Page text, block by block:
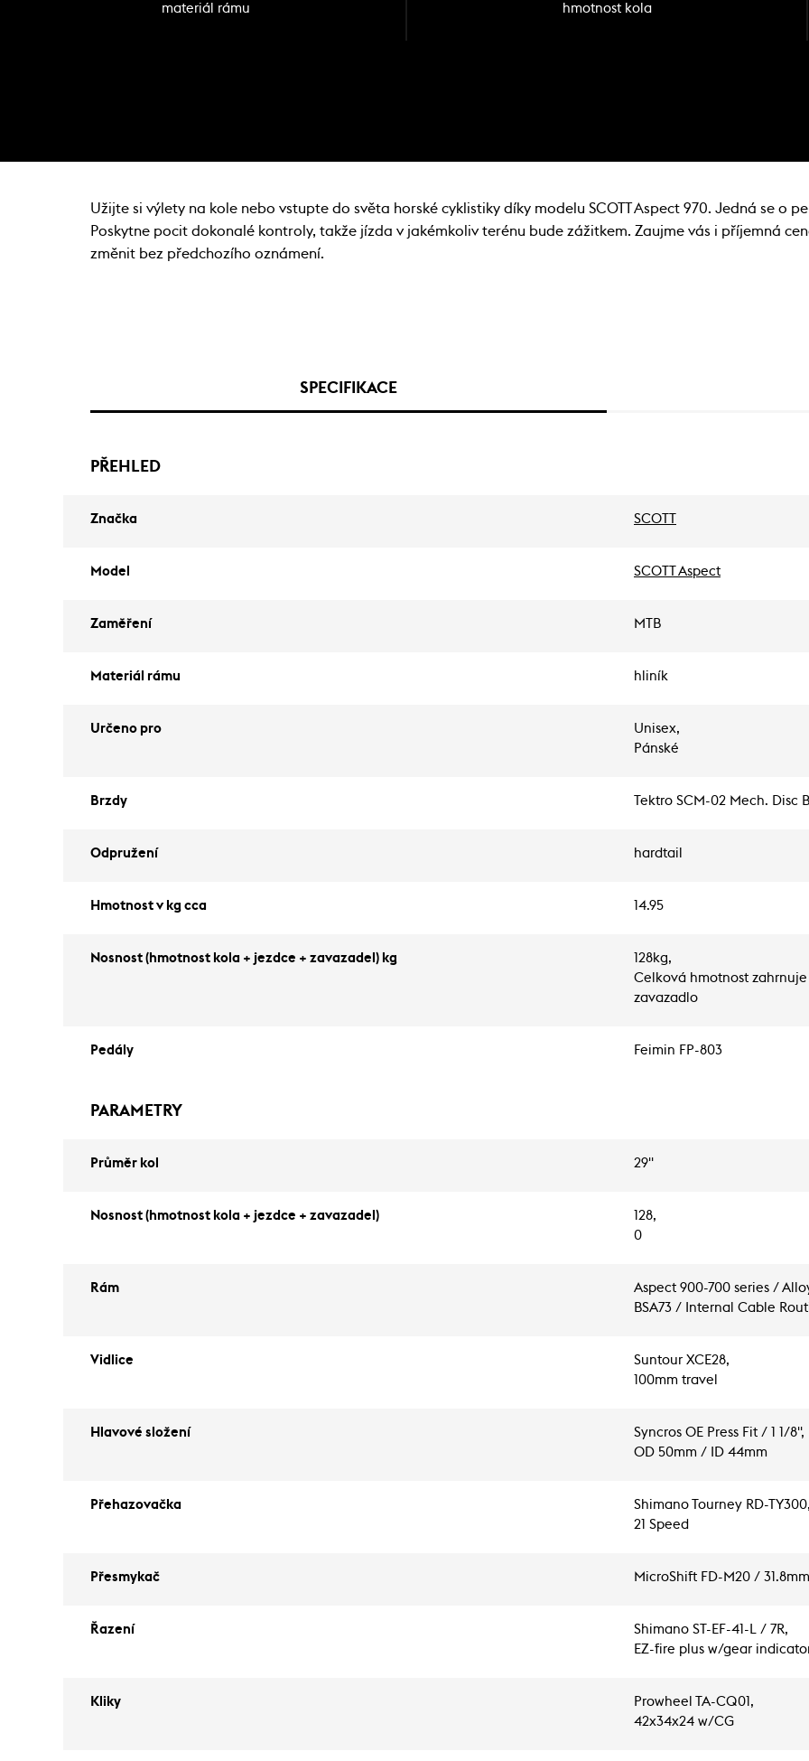
materiál rámu hmotnost kola
Užijte si výlety na kole nebo vstupte do světa horské cyklistiky díky modelu SCOTT Aspect 970. Jedná se o
Poskytne pocit dokonalé kontroly, takže jízda v jakémkoliv terénu bude zážitkem. Zaujme vás i příjemná
změnit bez předchozího oznámení.
SPECIFIKACE
PŘEHLED
Značka SCOTT
Model SCOTT Aspect
Zaměření MTB
Materiál rámu hliník
Určeno pro
Unisex,
Pánské
Brzdy Tektro SCM-02 Mech. Disc
Odpružení hardtail
Hmotnost v kg cca 14.95
Nosnost (hmotnost kola + jezdce + zavazadel) kg
128kg,
Celková hmotnost
zavazadlo
Pedály Feimin FP-803
PARAMETRY
Průměr kol 29"
Nosnost (hmotnost kola + jezdce + zavazadel)
128,
0
Rám
Aspect 900-700 series /
BSA73 / Internal Cable
Vidlice
Suntour XCE28,
100mm travel
Hlavové složení
Syncros OE Press Fit / 1 1/8",
OD 50mm / ID 44mm
Přehazovačka
Shimano Tourney RD-TY300,
21 Speed
Přesmykač MicroShift FD-M20 / 31.8mm
Řazení
Shimano ST-EF-41-L / 7R,
EZ-fire plus w/gear
Kliky
Prowheel TA-CQ01,
42x34x24 w/CG